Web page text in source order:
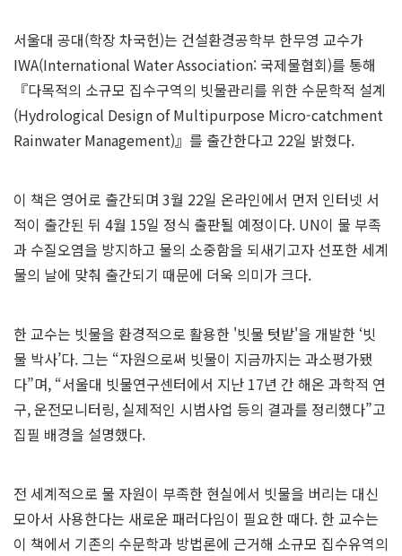
서울대 공대(학장 차국헌)는 건설환경공학부 한무영 교수가
IWA(International Water Association: 국제물협회)를 통해
『다목적의 소규모 집수구역의 빗물관리를 위한 수문학적 설계
(Hydrological Design of Multipurpose Micro-catchment
Rainwater Management)』를 출간한다고 22일 밝혔다.
이 책은 영어로 출간되며 3월 22일 온라인에서 먼저 인터넷 서
적이 출간된 뒤 4월 15일 정식 출판될 예정이다. UN이 물 부족
과 수질오염을 방지하고 물의 소중함을 되새기고자 선포한 세계
물의 날에 맞춰 출간되기 때문에 더욱 의미가 크다.
한 교수는 빗물을 환경적으로 활용한 '빗물 텃밭'을 개발한 ‘빗
물 박사’다. 그는 “자원으로써 빗물이 지금까지는 과소평가됐
다”며, “서울대 빗물연구센터에서 지난 17년 간 해온 과학적 연
구, 운전모니터링, 실제적인 시범사업 등의 결과를 정리했다”고
집필 배경을 설명했다.
전 세계적으로 물 자원이 부족한 현실에서 빗물을 버리는 대신
모아서 사용한다는 새로운 패러다임이 필요한 때다. 한 교수는
이 책에서 기존의 수문학과 방법론에 근거해 소규모 집수유역의